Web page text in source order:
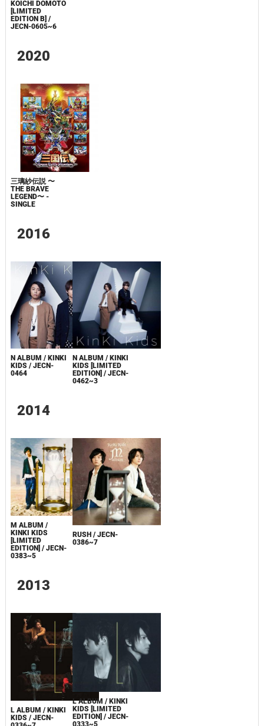
KOICHI DOMOTO
[LIMITED
EDITION B] /
JECN-0605~6
2020
三璃紗伝説 〜
THE BRAVE
LEGEND〜 -
SINGLE
2016
N ALBUM / KINKI
KIDS / JECN-
0464
N ALBUM / KINKI
KIDS [LIMITED
EDITION] / JECN-
0462~3
2014
M ALBUM /
KINKI KIDS
[LIMITED
EDITION] / JECN-
0383~5
RUSH / JECN-
0386~7
2013
L ALBUM / KINKI
KIDS / JECN-
L ALBUM / KINKI
KIDS [LIMITED
EDITION] / JECN-
0333~5